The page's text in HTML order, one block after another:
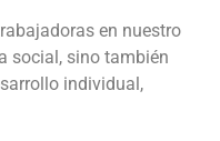
en nuestro
social, sino también
individual,